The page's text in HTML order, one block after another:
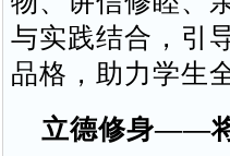
与实践结合，引
品格，助力学生
立德修身——